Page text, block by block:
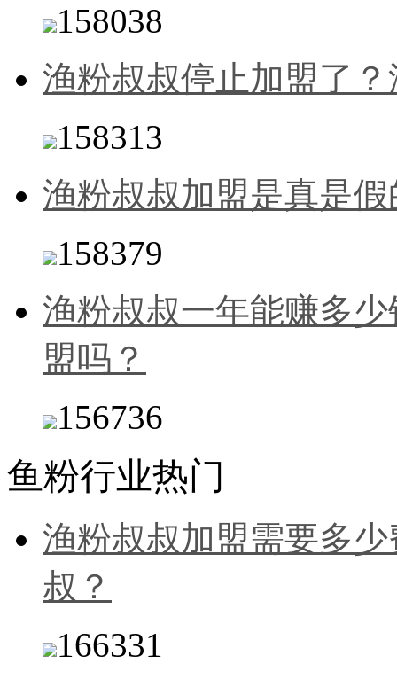
158038
渔粉叔叔停止加盟了
158313
渔粉叔叔加盟是真是
158379
渔粉叔叔一年能赚多
盟吗？
156736
鱼粉行业热门
渔粉叔叔加盟需要多
叔？
166331